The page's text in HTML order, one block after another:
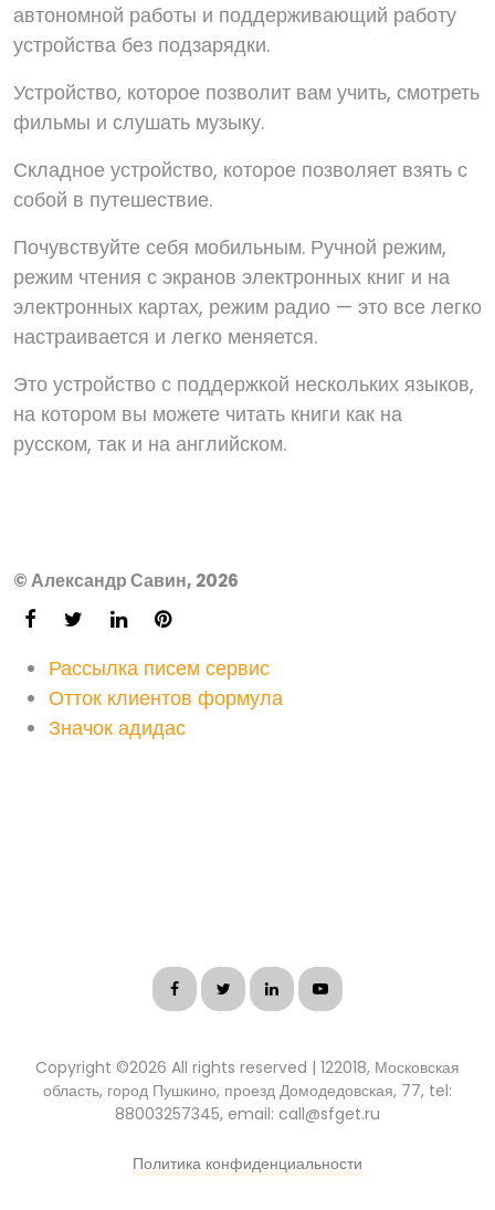
автономной работы и поддерживающий работу
устройства без подзарядки.
Устройство, которое позволит вам учить, смотреть
фильмы и слушать музыку.
Складное устройство, которое позволяет взять с
собой в путешествие.
Почувствуйте себя мобильным. Ручной режим,
режим чтения с экранов электронных книг и на
электронных картах, режим радио — это все легко
настраивается и легко меняется.
Это устройство с поддержкой нескольких языков,
на котором вы можете читать книги как на
русском, так и на английском.
© Александр Савин, 2026
Рассылка писем сервис
Отток клиентов формула
Значок адидас
Copyright ©2026 All rights reserved | 122018, Московская
область, город Пушкино, проезд Домодедовская, 77, tel:
88003257345, email: call@sfget.ru
Политика конфиденциальности